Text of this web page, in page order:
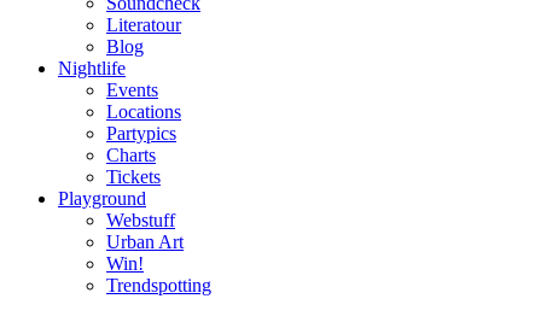
Literatour
Blog
Nightlife
Events
Locations
Partypics
Charts
Tickets
Playground
Webstuff
Urban Art
Win!
Trendspotting